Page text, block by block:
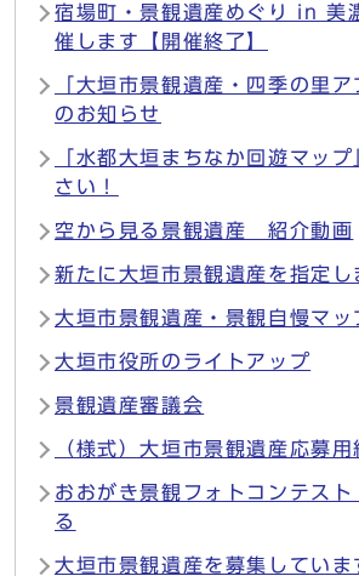
宿場町・景観遺産めぐり in 美
催します【開催終了】
「大垣市景観遺産・四季の里
のお知らせ
「水都大垣まちなか回遊マッ
さい！
空から見る景観遺産 紹介動画
新たに大垣市景観遺産を指定し
大垣市景観遺産・景観自慢マッ
大垣市役所のライトアップ
景観遺産審議会
（様式）大垣市景観遺産応募用
おおがき景観フォトコンテス
る
大垣市景観遺産を募集していま